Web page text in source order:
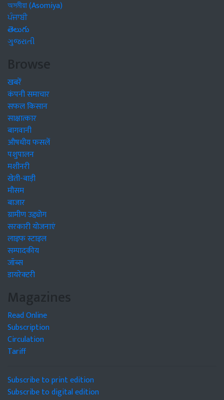
অসমীয়া (Asomiya)
ਪੰਜਾਬੀ
తెలుగు
ગુજરાતી
Browse
खबरें
कंपनी समाचार
सफल किसान
साक्षात्कार
बागवानी
औषधीय फसलें
पशुपालन
मशीनरी
खेती-बाड़ी
मौसम
बाजार
ग्रामीण उद्द्योग
सरकारी योजनाएं
लाइफ स्टाइल
सम्पादकीय
जॉब्स
डायरेक्टरी
Magazines
Read Online
Subscription
Circulation
Tariff
Subscribe to print edition
Subscribe to digital edition